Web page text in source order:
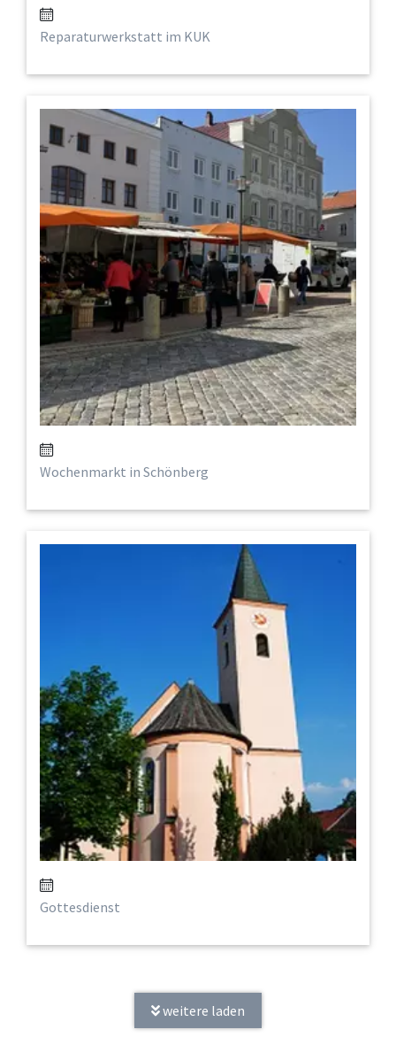
Reparaturwerkstatt im KUK
Wochenmarkt in Schönberg
Gottesdienst
weitere laden